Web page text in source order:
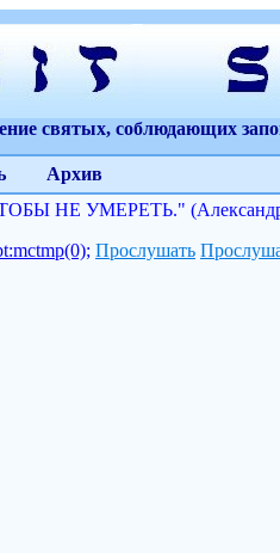
святых, соблюдающих
Архив
НЕ УМЕРЕТЬ." (Александр
Прослушать